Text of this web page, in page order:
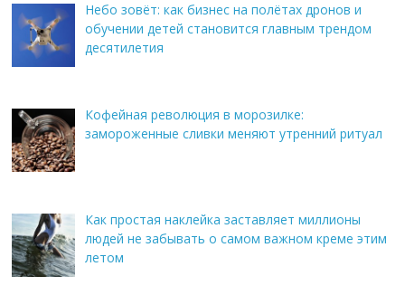
Небо зовёт: как бизнес на полётах дронов и
обучении детей становится главным трендом
десятилетия
Кофейная революция в морозилке:
замороженные сливки меняют утренний ритуал
Как простая наклейка заставляет миллионы
людей не забывать о самом важном креме этим
летом